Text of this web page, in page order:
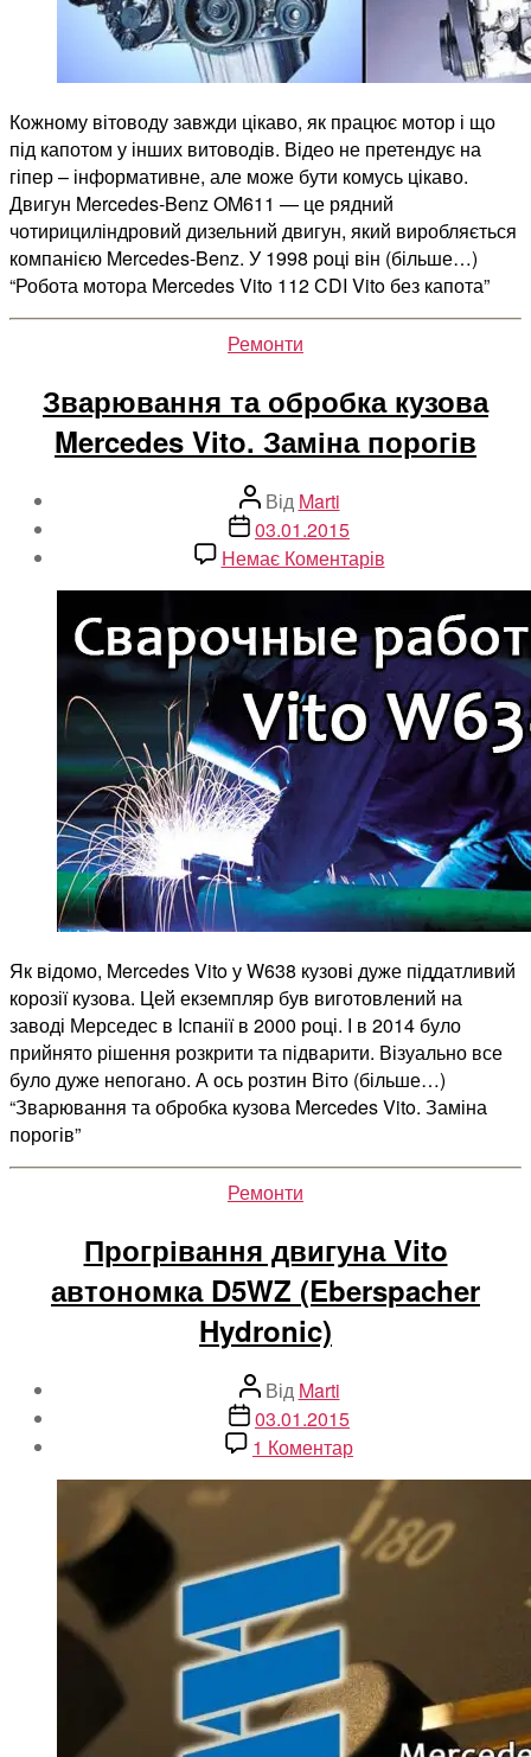
Кожному вітоводу завжди цікаво, як працює мотор і що
під капотом у інших витоводів. Відео не претендує на
гіпер – інформативне, але може бути комусь цікаво.
Двигун Mercedes-Benz OM611 — це рядний
чотирициліндровий дизельний двигун, який виробляється
компанією Mercedes-Benz. У 1998 році він (більше…)
“Робота мотора Mercedes Vito 112 CDI Vito без капота”
Категорії
Ремонти
Зварювання та обробка кузова
Mercedes Vito. Заміна порогів
Автор
запису
Від Marti
Дата
запису
03.01.2015
Немає Коментарівдо
обробка
кузова
Mercedes
Vito.
Заміна
порогів
Як відомо, Mercedes Vito у W638 кузові дуже піддатливий
корозії кузова. Цей екземпляр був виготовлений на
заводі Мерседес в Іспанії в 2000 році. І в 2014 було
прийнято рішення розкрити та підварити. Візуально все
було дуже непогано. А ось розтин Віто (більше…)
“Зварювання та обробка кузова Mercedes Vito. Заміна
порогів”
Категорії
Ремонти
Прогрівання двигуна Vito
автономка D5WZ (Eberspacher
Hydronic)
Автор
запису
Від Marti
Дата
запису
03.01.2015
1 Коментардо
двигуна
Vito
автономка